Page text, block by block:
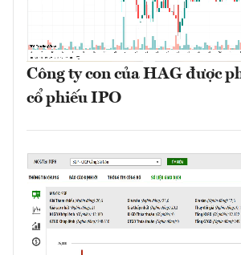
Công ty con của HAG được
cổ phiếu IPO